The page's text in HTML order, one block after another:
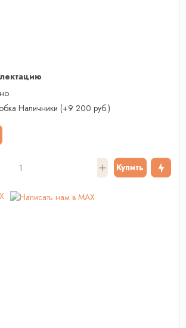
Наличники (+9 200 руб.)
Купить